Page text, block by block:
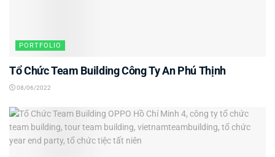
PORTFOLIO
Tổ Chức Team Building Công Ty An Phú Thịnh
08/06/2022